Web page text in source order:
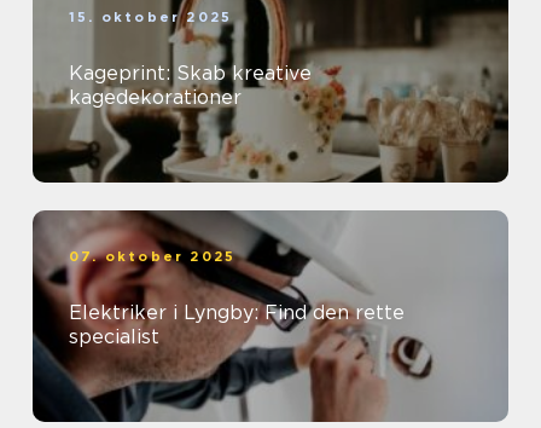
15. oktober 2025
Kageprint: Skab kreative
kagedekorationer
07. oktober 2025
Elektriker i Lyngby: Find den rette
specialist